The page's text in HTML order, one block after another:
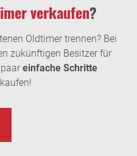
verkaufen?
Oldtimer trennen? Bei
zukünftigen Besitzer für
einfache Schritte